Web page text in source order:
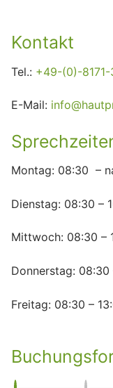
Kontakt
Tel.: +49-(0)-
E-Mail:
Montag: 08:30 –
Dienstag: 08:30 –
Mittwoch: 08:30 –
Donnerstag: 08:30
Freitag: 08:30 –